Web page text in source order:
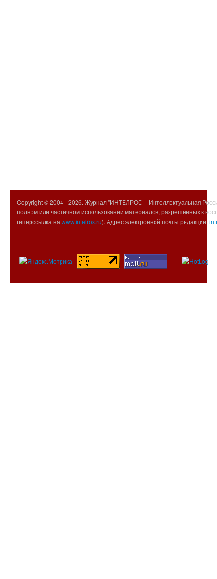
Copyright © 2004 -2026. Журнал "ИНТЕЛРОС – Интеллектуальная
полном или частичном использовании материалов, разрешенных к
гиперссылка на www.intelros.ru). Адрес электронной почты редакции: